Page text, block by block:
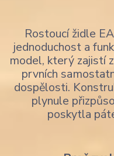
Rostoucí židle
jednoduchost a
model, který zajistí
prvních
dospělosti.
plynule
poskytla